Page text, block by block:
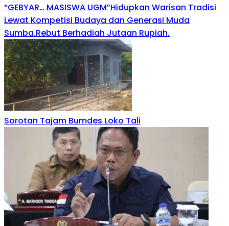
“GEBYAR… MASISWA UGM”Hidupkan Warisan Tradisi
Lewat Kompetisi Budaya dan Generasi Muda
Sumba.Rebut Berhadiah Jutaan Rupiah.
Sorotan Tajam Bumdes Loko Tali